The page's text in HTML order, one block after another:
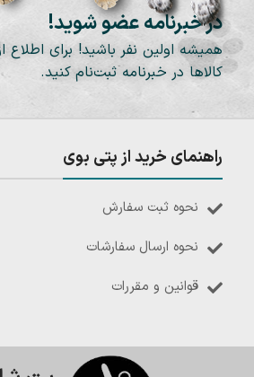
در خبرنامه عضو شوید!
همیشه اولین نفر باشید! برای
کالاها در خبرنامه ثبت‌نام کنید.
راهنمای خرید از پتی بوی
نحوه ثبت سفارش
نحوه ارسال سفارشات
قوانین و مقررات